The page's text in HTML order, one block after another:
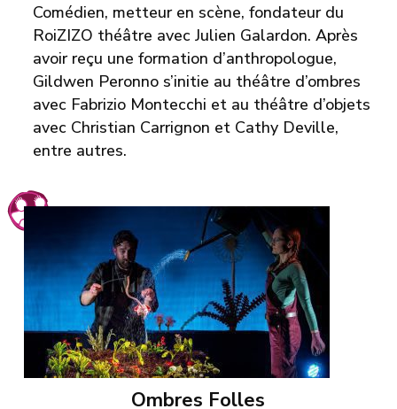
Comédien, metteur en scène, fondateur du
RoiZIZO théâtre avec Julien Galardon. Après
avoir reçu une formation d’anthropologue,
Gildwen Peronno s’initie au théâtre d’ombres
avec Fabrizio Montecchi et au théâtre d’objets
avec Christian Carrignon et Cathy Deville,
entre autres.
Ombres Folles